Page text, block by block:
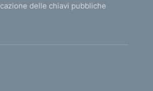
delle chiavi pubbliche